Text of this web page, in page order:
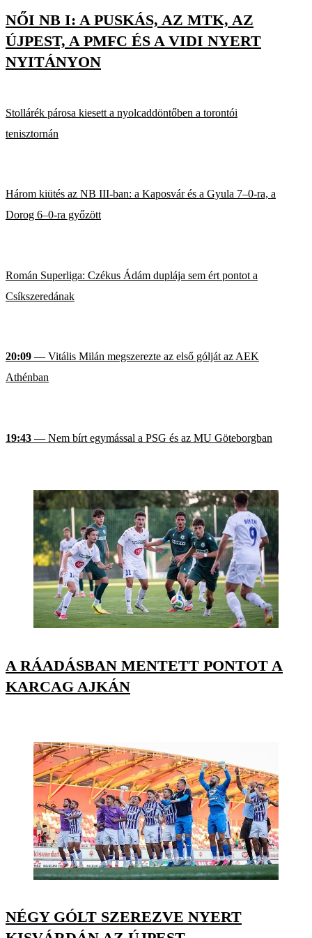
NŐI NB I: A PUSKÁS, AZ MTK, AZ
ÚJPEST, A PMFC ÉS A VIDI NYERT
NYITÁNYON
Stollárék párosa kiesett a nyolcaddöntőben a torontói
tenisztornán
Három kiütés az NB III-ban: a Kaposvár és a Gyula 7–0-ra, a
Dorog 6–0-ra győzött
Román Superliga: Czékus Ádám duplája sem ért pontot a
Csíkszeredának
20:09 — Vitális Milán megszerezte az első gólját az AEK
Athénban
19:43 — Nem bírt egymással a PSG és az MU Göteborgban
A RÁADÁSBAN MENTETT PONTOT A
KARCAG AJKÁN
NÉGY GÓLT SZEREZVE NYERT